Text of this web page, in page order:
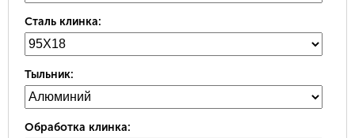
Сталь клинка:
Тыльник:
Обработка клинка: